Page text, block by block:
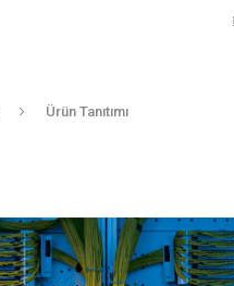
Ürün Tanıtımı